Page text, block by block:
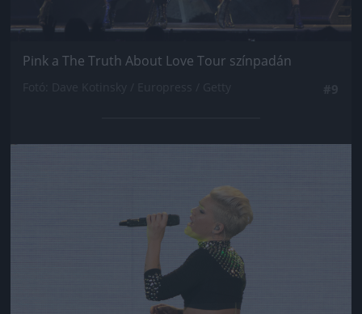
Pink a The Truth About Love Tour színpadán